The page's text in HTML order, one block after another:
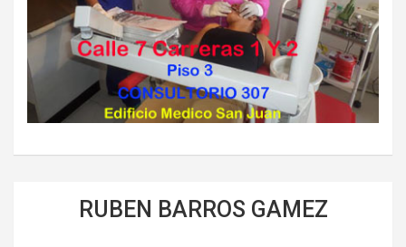
RUBEN BARROS GAMEZ